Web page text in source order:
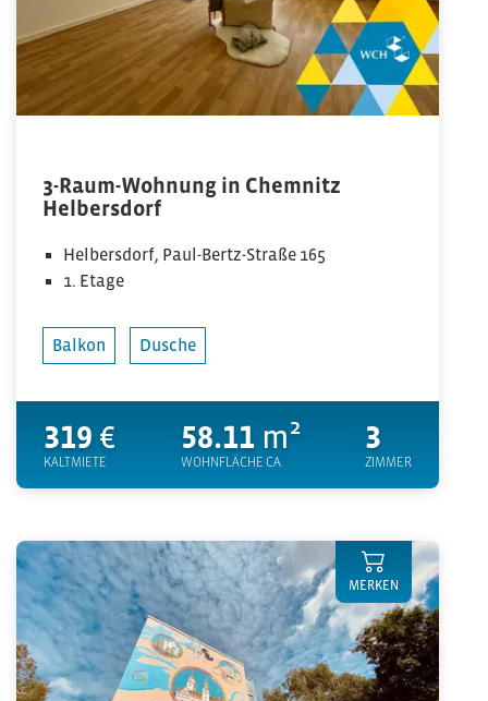
3-Raum-Wohnung in Chemnitz
Helbersdorf
Helbersdorf, Paul-Bertz-Straße 165
1. Etage
Balkon Dusche
319 €
KALTMIETE
58.11 m²
WOHNFLÄCHE CA.
3
ZIMMER
MERKEN